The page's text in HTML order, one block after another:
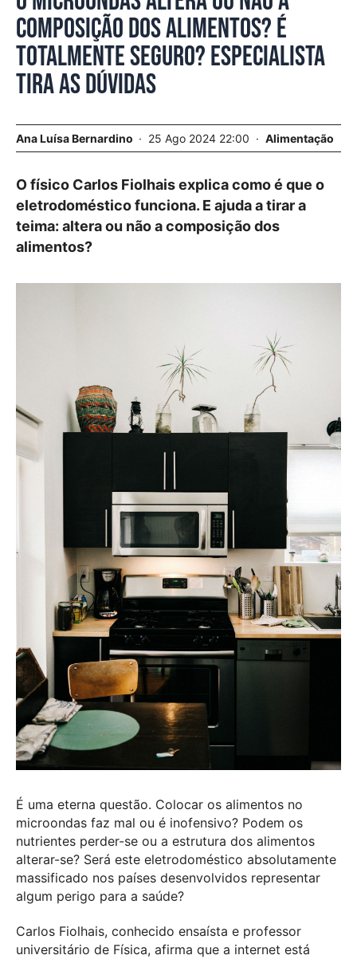
composição dos alimentos? É
totalmente seguro? Especialista
tira as dúvidas
Ana Luísa Bernardino 25 Ago 2024 22:00 Alimentação
O físico Carlos Fiolhais explica como é que o
eletrodoméstico funciona. E ajuda a tirar a
teima: altera ou não a composição dos
alimentos?
É uma eterna questão. Colocar os alimentos no
microondas faz mal ou é inofensivo? Podem os
nutrientes perder-se ou a estrutura dos alimentos
alterar-se? Será este eletrodoméstico absolutamente
massificado nos países desenvolvidos representar
algum perigo para a saúde?
Carlos Fiolhais, conhecido ensaísta e professor
universitário de Física, afirma que a internet está